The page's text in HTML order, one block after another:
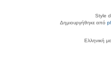
Style
Δημιουργήθηκε από
Ελληνική